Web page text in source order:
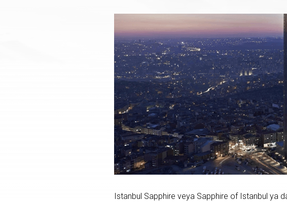
Istanbul Sapphire veya Sapphire of Istanbul ya